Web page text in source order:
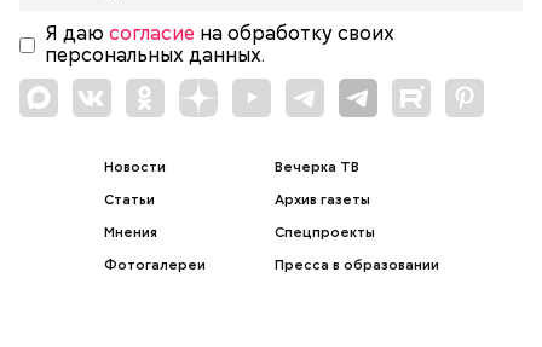
Я даю согласие на обработку своих
персональных данных.
Новости
Статьи
Мнения
Фотогалереи
Вечерка ТВ
Архив газеты
Спецпроекты
Пресса в образовании